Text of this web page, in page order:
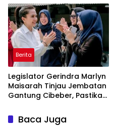
Di Maros
Berita
Legislator Gerindra Marlyn
Maisarah Tinjau Jembatan
Gantung Cibeber, Pastikan
Baca Juga